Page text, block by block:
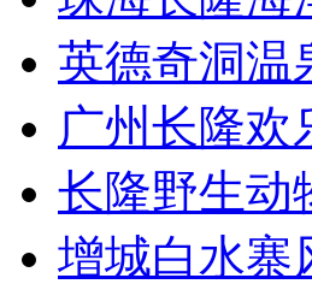
英德奇洞温
广州长隆欢
长隆野生动
增城白水寨